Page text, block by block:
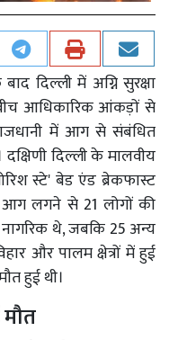
दिल्ली में अग्नि सुरक्षा
आधिकारिक आंकड़ों से
में आग से संबंधित
दिल्ली के मालवीय
स्टे' बेड एंड ब्रेकफास्ट
आग लगने से 21 लोगों की
थे, जबकि 25 अन्य
और पालम क्षेत्रों में हुई
हुई थी।